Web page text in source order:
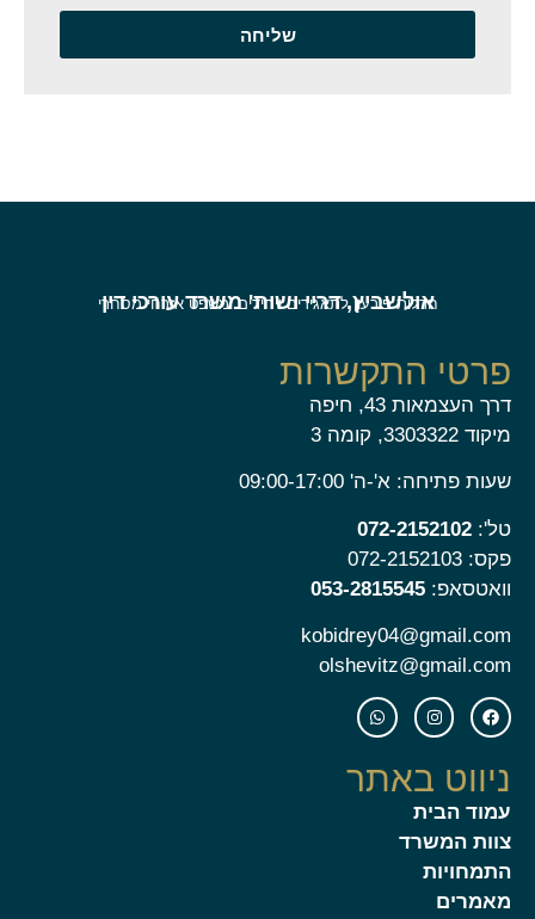
שליחה
אולשביץ, דריי ושות' משרד עורכי דין
חדלות פירעון לתאגידים ויחידים ומשפט אזרחי מסחרי
פרטי התקשרות
דרך העצמאות 43, חיפה
מיקוד 3303322, קומה 3
שעות פתיחה: א'-ה' 09:00-17:00
טל': 072-2152102
פקס: 072-2152103
וואטסאפ: 053-2815545
kobidrey04@gmail.com
olshevitz@gmail.com
ניווט באתר
עמוד הבית
צוות המשרד
התמחויות
מאמרים